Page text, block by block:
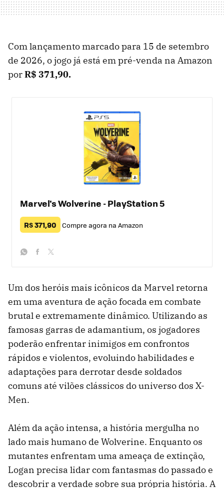
Com lançamento marcado para 15 de setembro
de 2026, o jogo já está em pré-venda na Amazon
porR$ 371,90.
Marvel's Wolverine - PlayStation 5
R$ 371,90 Compre agora na Amazon
Um dos heróis mais icônicos da Marvel retorna
em uma aventura de ação focada em combate
brutal e extremamente dinâmico. Utilizando as
famosas garras de adamantium, os jogadores
poderão enfrentar inimigos em confrontos
rápidos e violentos, evoluindo habilidades e
adaptações para derrotar desde soldados
comuns até vilões clássicos do universo dos X-
Men.
Além da ação intensa, a história mergulha no
lado mais humano de Wolverine. Enquanto os
mutantes enfrentam uma ameaça de extinção,
Logan precisa lidar com fantasmas do passado e
descobrir a verdade sobre sua própria história. A